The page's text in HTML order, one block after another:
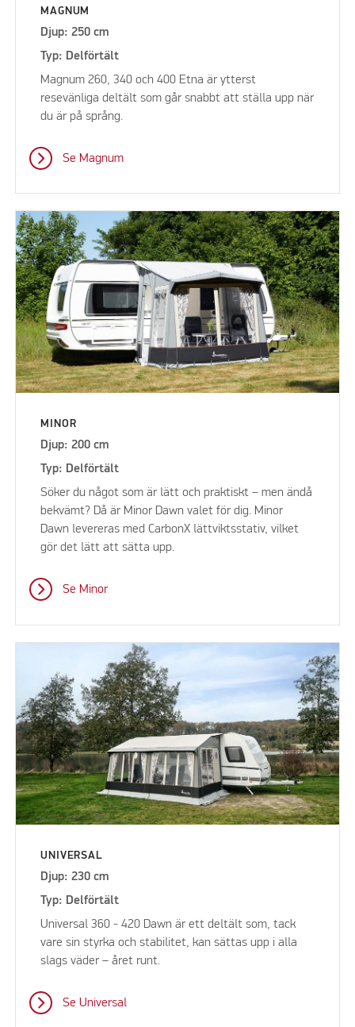
MAGNUM
Djup: 250 cm
Typ: Delförtält
Magnum 260, 340 och 400 Etna är ytterst
resevänliga deltält som går snabbt att ställa upp när
du är på språng.
Se Magnum
MINOR
Djup: 200 cm
Typ: Delförtält
Söker du något som är lätt och praktiskt – men ändå
bekvämt? Då är Minor Dawn valet för dig. Minor
Dawn levereras med CarbonX lättviktsstativ, vilket
gör det lätt att sätta upp.
Se Minor
UNIVERSAL
Djup: 230 cm
Typ: Delförtält
Universal 360 - 420 Dawn är ett deltält som, tack
vare sin styrka och stabilitet, kan sättas upp i alla
slags väder – året runt.
Se Universal